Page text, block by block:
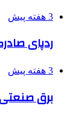
3 هفته پیش
ردپای
3 هفته پیش
برق صنعتی در ایران ۱۵